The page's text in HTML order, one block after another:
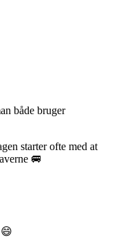
både bruger
starter ofte med at
🚐
😄